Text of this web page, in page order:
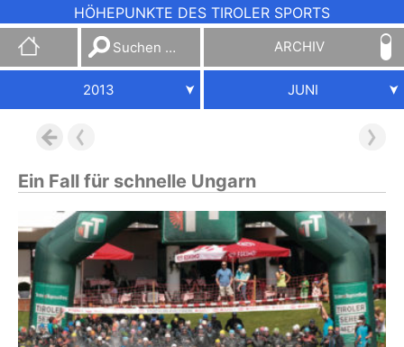
HÖHEPUNKTE DES TIROLER SPORTS
Suchen
nach:
ARCHIV
2013 JUNI
Ein Fall für schnelle Ungarn